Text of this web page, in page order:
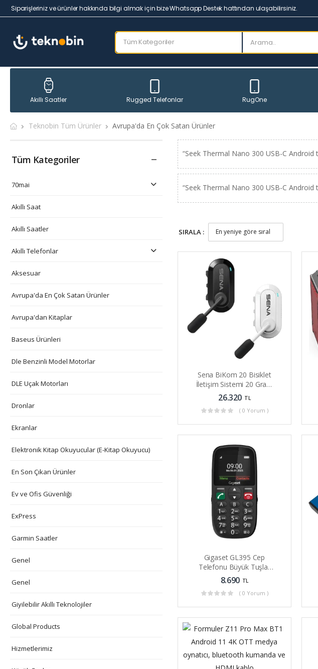
Siparişleriniz ve ürünler hakkında bilgi almak için bize Whatsapp Destek hattından ulaşabilirsiniz.
Akıllı Saatler Rugged Telefonlar RugOne
Teknobin Tüm Ürünler Avrupa'da En Çok Satan Ürünler
Tüm Kategoriler
70mai
Akıllı Saat
Akıllı Saatler
Akıllı Telefonlar
Aksesuar
Avrupa'da En Çok Satan Ürünler
Avrupa'dan Kitaplar
Baseus Ürünleri
Dle Benzinli Model Motorlar
DLE Uçak Motorları
Dronlar
Ekranlar
Elektronik Kitap Okuyucular (E-Kitap Okuyucu)
En Son Çıkan Ürünler
Ev ve Ofis Güvenliği
ExPress
Garmin Saatler
Genel
Genel
Giyilebilir Akıllı Teknolojiler
Global Products
Hizmetlerimiz
“Seek Thermal Nano 300 USB-C
“Seek Thermal Nano 300 USB-C
SIRALA :
Sena BiKom 20 Bisiklet
İletişim Sistemi 20 Gram
Ağırlığında
26.320 TL
( 0 Yorum )
Gigaset GL395 Cep
Telefonu Büyük Tuşlar
Ve SOS Acil Çağrı Tuşu
8.690 TL
( 0 Yorum )